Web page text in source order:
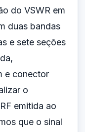
do VSWR em
duas bandas
e sete seções
e conector
o
emitida ao
que o sinal